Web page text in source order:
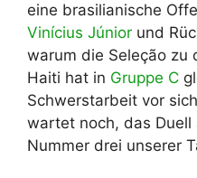
eine brasilianische
Vinícius Júnior und
warum die Seleção zu
Haiti hat in Gruppe C
Schwerstarbeit vor
wartet noch, das Duell
Nummer drei unserer